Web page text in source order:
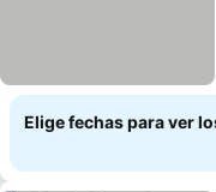
Elige fechas para ver